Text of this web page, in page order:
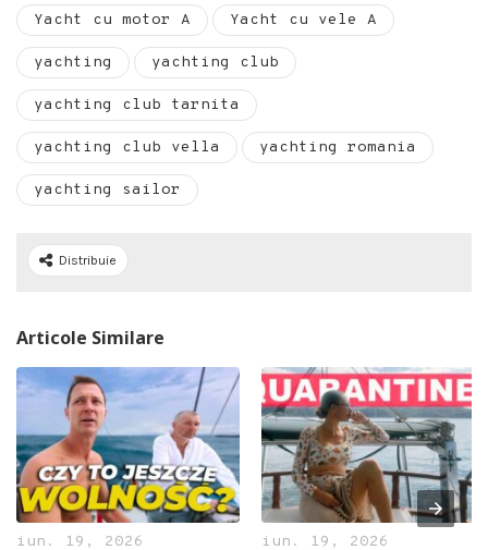
Yacht cu motor A Yacht cu vele A
yachting yachting club
yachting club tarnita
yachting club vella yachting romania
yachting sailor
Distribuie
Articole Similare
iun. 19, 2026 iun. 19, 2026